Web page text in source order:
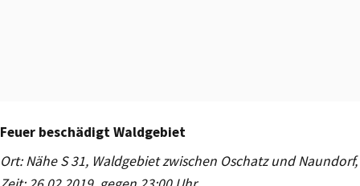
Feuer beschädigt Waldgebiet
Ort: Nähe S 31, Waldgebiet zwischen Oschatz und Naundorf,